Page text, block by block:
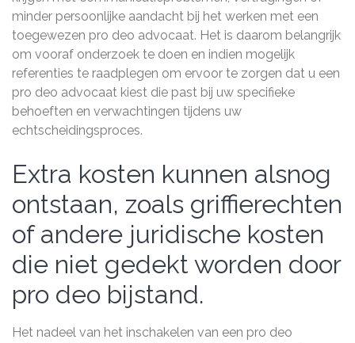
minder persoonlijke aandacht bij het werken met een
toegewezen pro deo advocaat. Het is daarom belangrijk
om vooraf onderzoek te doen en indien mogelijk
referenties te raadplegen om ervoor te zorgen dat u een
pro deo advocaat kiest die past bij uw specifieke
behoeften en verwachtingen tijdens uw
echtscheidingsproces.
Extra kosten kunnen alsnog
ontstaan, zoals griffierechten
of andere juridische kosten
die niet gedekt worden door
pro deo bijstand.
Het nadeel van het inschakelen van een pro deo